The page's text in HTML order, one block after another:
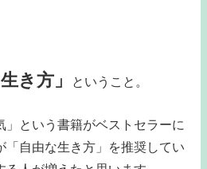
き方」 ということ。
という書籍がベストセラーに
「自由な生き方」を推奨してい